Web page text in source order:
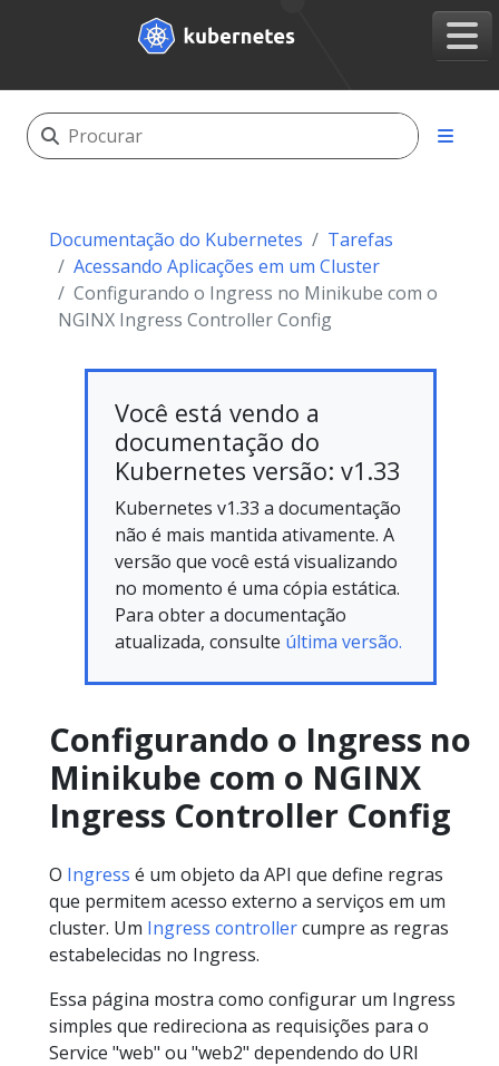
Documentação do Kubernetes
Tarefas
Acessando Aplicações em um Cluster
Configurando o Ingress no Minikube com o
NGINX Ingress Controller Config
Você está vendo a
documentação do
Kubernetes versão: v1.33
Kubernetes v1.33 a documentação
não é mais mantida ativamente. A
versão que você está visualizando
no momento é uma cópia estática.
Para obter a documentação
atualizada, consulte última versão.
Configurando o Ingress no
Minikube com o NGINX
Ingress Controller Config
O Ingress é um objeto da API que define regras
que permitem acesso externo a serviços em um
cluster. Um Ingress controllercumpre as regras
estabelecidas no Ingress.
Essa página mostra como configurar um Ingress
simples que redireciona as requisições para o
Service "web" ou "web2" dependendo do URI